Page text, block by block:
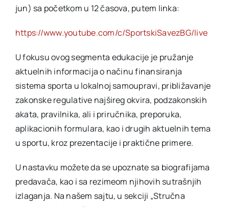
jun) sa početkom u 12 časova, putem linka:
https://www.youtube.com/c/SportskiSavezBG/live
U fokusu ovog segmenta edukacije je pružanje
aktuelnih informacija o načinu finansiranja
sistema sporta u lokalnoj samoupravi, približavanje
zakonske regulative najšireg okvira, podzakonskih
akata, pravilnika, ali i priručnika, preporuka,
aplikacionih formulara, kao i drugih aktuelnih tema
u sportu, kroz prezentacije i praktične primere.
U nastavku možete da se upoznate sa biografijama
predavača, kao i sa rezimeom njihovih sutrašnjih
izlaganja. Na našem sajtu, u sekciji „Stručna